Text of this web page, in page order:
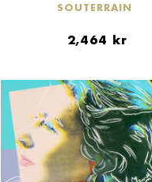
SOUTERRAIN
2,464 kr